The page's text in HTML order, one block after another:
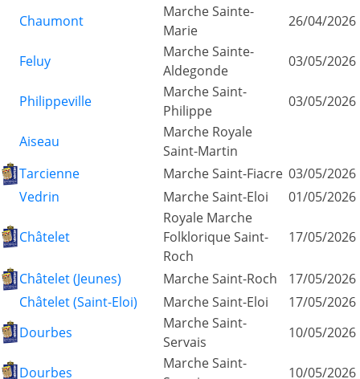
Chaumont
Marche Sainte-
Marie
26/04/2026
Feluy
Marche Sainte-
Aldegonde
03/05/2026
Philippeville
Marche Saint-
Philippe
03/05/2026
Aiseau
Marche Royale
Saint-Martin
Tarcienne
Marche Saint-Fiacre 03/05/2026
Vedrin
Marche Saint-Eloi 01/05/2026
Châtelet
Royale Marche
Folklorique Saint-
Roch
17/05/2026
Châtelet (Jeunes) Marche Saint-Roch
17/05/2026
Châtelet (Saint-Eloi)
Marche Saint-Eloi
17/05/2026
Dourbes
Marche Saint-
Servais
10/05/2026
Dourbes
Marche Saint-
10/05/2026